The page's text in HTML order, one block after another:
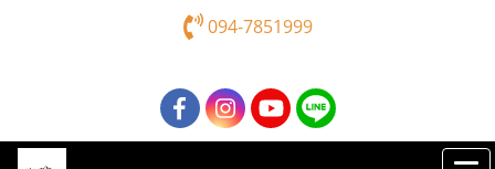
094-7851999